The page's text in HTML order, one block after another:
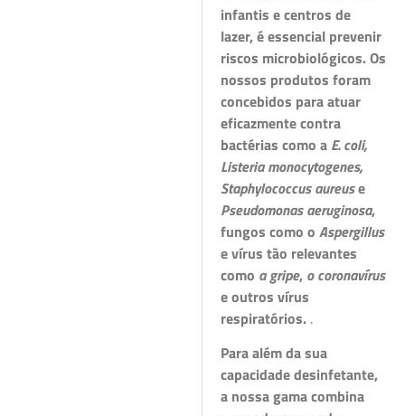
infantis e centros de
lazer, é essencial prevenir
riscos microbiológicos. Os
nossos produtos foram
concebidos para atuar
eficazmente contra
bactérias como a E. coli,
Listeria monocytogenes,
Staphylococcus aureuse
Pseudomonas aeruginosa,
fungos como oAspergillus
e vírus tão relevantes
como a gripe, o coronavírus
e outros vírus
respiratórios. .
Para além da sua
capacidade desinfetante,
a nossa gama combina